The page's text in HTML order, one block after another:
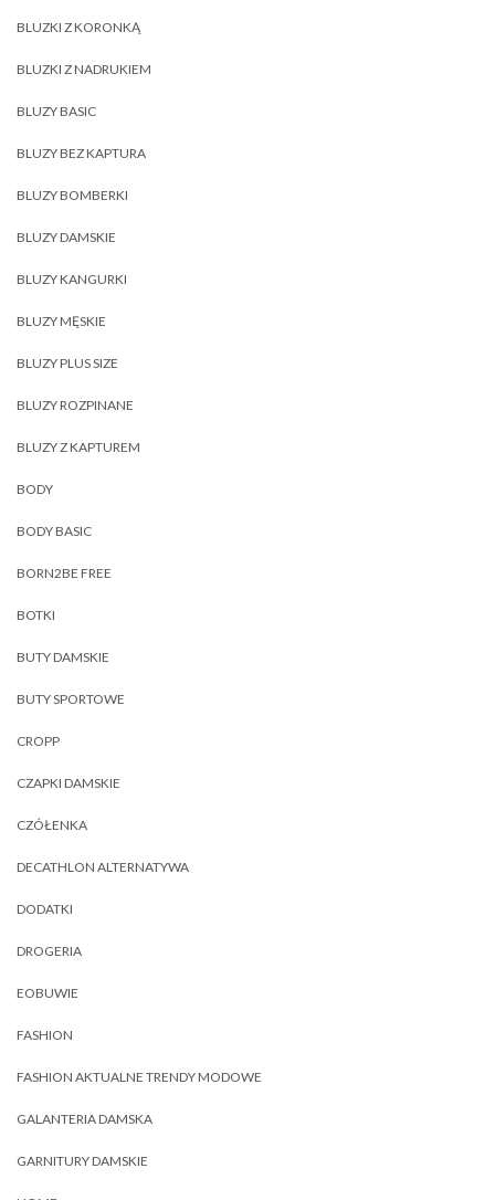
BLUZKI Z KORONKĄ
BLUZKI Z NADRUKIEM
BLUZY BASIC
BLUZY BEZ KAPTURA
BLUZY BOMBERKI
BLUZY DAMSKIE
BLUZY KANGURKI
BLUZY MĘSKIE
BLUZY PLUS SIZE
BLUZY ROZPINANE
BLUZY Z KAPTUREM
BODY
BODY BASIC
BORN2BE FREE
BOTKI
BUTY DAMSKIE
BUTY SPORTOWE
CROPP
CZAPKI DAMSKIE
CZÓŁENKA
DECATHLON ALTERNATYWA
DODATKI
DROGERIA
EOBUWIE
FASHION
FASHION AKTUALNE TRENDY MODOWE
GALANTERIA DAMSKA
GARNITURY DAMSKIE